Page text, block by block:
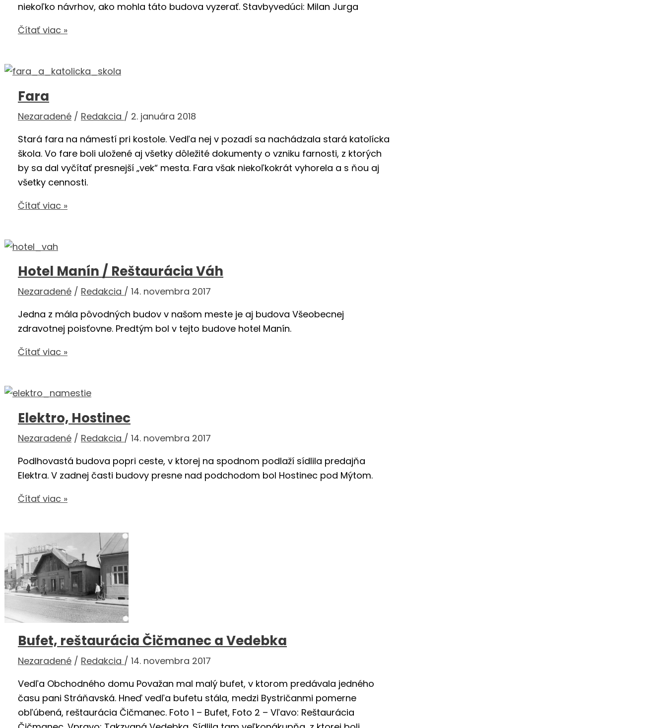
niekoľko návrhov, ako mohla táto budova vyzerať. Stavbyvedúci: Milan Jurga
Štátna
–
Považská
Bystrica
Čítať viac »
Fara
Nezaradené / Redakcia / 2. januára 2018
Stará fara na námestí pri kostole. Vedľa nej v pozadí sa nachádzala stará katolícka
škola. Vo fare boli uložené aj všetky dôležité dokumenty o vzniku farnosti, z ktorých
by sa dal vyčítať presnejší „vek“ mesta. Fara však niekoľkokrát vyhorela a s ňou aj
všetky cennosti.
Fara
Čítať viac »
Hotel Manín / Reštaurácia Váh
Nezaradené / Redakcia / 14. novembra 2017
Jedna z mála pôvodných budov v našom meste je aj budova Všeobecnej
zdravotnej poisťovne. Predtým bol v tejto budove hotel Manín.
Hotel
Reštaurácia
Čítať viac »
Elektro, Hostinec
Nezaradené / Redakcia / 14. novembra 2017
Podlhovastá budova popri ceste, v ktorej na spodnom podlaží sídlila predajňa
Elektra. V zadnej časti budovy presne nad podchodom bol Hostinec pod Mýtom.
Elektro,
Čítať viac »
Bufet, reštaurácia Čičmanec a Vedebka
Nezaradené / Redakcia / 14. novembra 2017
Vedľa Obchodného domu Považan mal malý bufet, v ktorom predávala jedného
času pani Stráňavská. Hneď vedľa bufetu stála, medzi Bystričanmi pomerne
obľúbená, reštaurácia Čičmanec. Foto 1 – Bufet, Foto 2 – Vľavo: Reštaurácia